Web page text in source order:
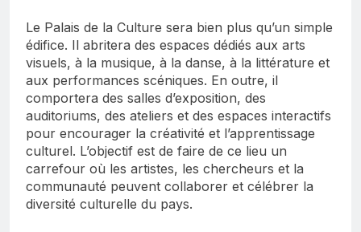
Le Palais de la Culture sera bien plus qu’un simple
édifice. Il abritera des espaces dédiés aux arts
visuels, à la musique, à la danse, à la littérature et
aux performances scéniques. En outre, il
comportera des salles d’exposition, des
auditoriums, des ateliers et des espaces interactifs
pour encourager la créativité et l’apprentissage
culturel. L’objectif est de faire de ce lieu un
carrefour où les artistes, les chercheurs et la
communauté peuvent collaborer et célébrer la
diversité culturelle du pays.